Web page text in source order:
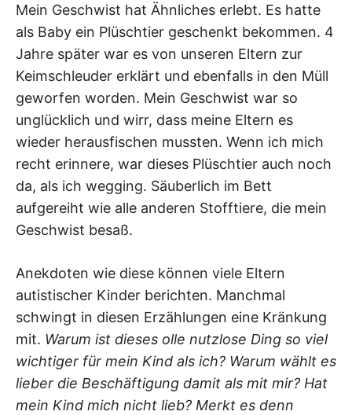
Mein Geschwist hat Ähnliches erlebt. Es hatte
als Baby ein Plüschtier geschenkt bekommen. 4
Jahre später war es von unseren Eltern zur
Keimschleuder erklärt und ebenfalls in den Müll
geworfen worden. Mein Geschwist war so
unglücklich und wirr, dass meine Eltern es
wieder herausfischen mussten. Wenn ich mich
recht erinnere, war dieses Plüschtier auch noch
da, als ich wegging. Säuberlich im Bett
aufgereiht wie alle anderen Stofftiere, die mein
Geschwist besaß.
Anekdoten wie diese können viele Eltern
autistischer Kinder berichten. Manchmal
schwingt in diesen Erzählungen eine Kränkung
mit. Warum ist dieses olle nutzlose Ding so viel
wichtiger für mein Kind als ich? Warum wählt es
lieber die Beschäftigung damit als mit mir? Hat
mein Kind mich nicht lieb? Merkt es denn